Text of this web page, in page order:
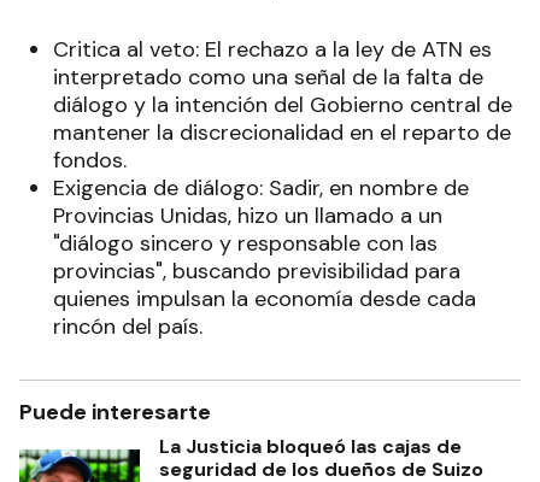
Critica al veto: El rechazo a la ley de ATN es
interpretado como una señal de la falta de
diálogo y la intención del Gobierno central de
mantener la discrecionalidad en el reparto de
fondos.
Exigencia de diálogo: Sadir, en nombre de
Provincias Unidas, hizo un llamado a un
"diálogo sincero y responsable con las
provincias", buscando previsibilidad para
quienes impulsan la economía desde cada
rincón del país.
Puede interesarte
La Justicia bloqueó las cajas de
seguridad de los dueños de Suizo